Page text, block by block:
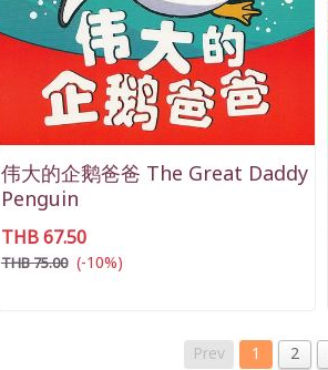
伟大的企鹅爸爸 The Great Daddy
Penguin
THB 67.50
THB 75.00 (-10%)
Prev 1 2